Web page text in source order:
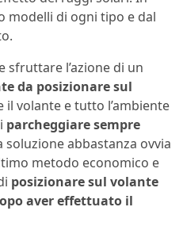
modelli di ogni tipo e dal
sfruttare l’azione di un
da posizionare sul
volante e tutto l’ambiente
parcheggiare sempre
soluzione abbastanza ovvia
metodo economico e
posizionare sul volante
aver effettuato il